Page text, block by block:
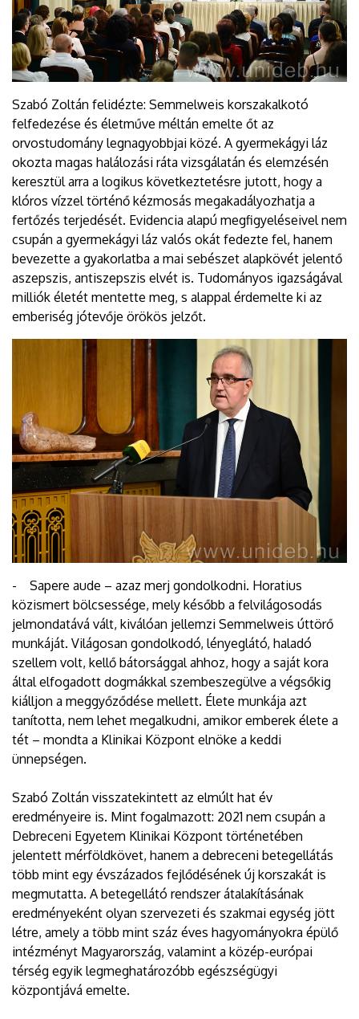
Szabó Zoltán felidézte: Semmelweis korszakalkotó
felfedezése és életműve méltán emelte őt az
orvostudomány legnagyobbjai közé. A gyermekágyi láz
okozta magas halálozási ráta vizsgálatán és elemzésén
keresztül arra a logikus következtetésre jutott, hogy a
klóros vízzel történő kézmosás megakadályozhatja a
fertőzés terjedését. Evidencia alapú megfigyeléseivel nem
csupán a gyermekágyi láz valós okát fedezte fel, hanem
bevezette a gyakorlatba a mai sebészet alapkövét jelentő
aszepszis, antiszepszis elvét is. Tudományos igazságával
milliók életét mentette meg, s alappal érdemelte ki az
emberiség jótevője örökös jelzőt.
- Sapere aude – azaz merj gondolkodni. Horatius
közismert bölcsessége, mely később a felvilágosodás
jelmondatává vált, kiválóan jellemzi Semmelweis úttörő
munkáját. Világosan gondolkodó, lényeglátó, haladó
szellem volt, kellő bátorsággal ahhoz, hogy a saját kora
által elfogadott dogmákkal szembeszegülve a végsőkig
kiálljon a meggyőződése mellett. Élete munkája azt
tanította, nem lehet megalkudni, amikor emberek élete a
tét – mondta a Klinikai Központ elnöke a keddi
ünnepségen.
Szabó Zoltán visszatekintett az elmúlt hat év
eredményeire is. Mint fogalmazott: 2021 nem csupán a
Debreceni Egyetem Klinikai Központ történetében
jelentett mérföldkövet, hanem a debreceni betegellátás
több mint egy évszázados fejlődésének új korszakát is
megmutatta. A betegellátó rendszer átalakításának
eredményeként olyan szervezeti és szakmai egység jött
létre, amely a több mint száz éves hagyományokra épülő
intézményt Magyarország, valamint a közép-európai
térség egyik legmeghatározóbb egészségügyi
központjává emelte.